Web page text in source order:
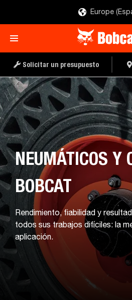
Europe
Solicitar un presupuesto
NEUMÁTICOS Y
BOBCAT
Rendimiento, fiabilidad y
todos sus trabajos difíciles: la
aplicación.